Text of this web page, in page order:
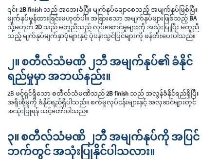
၎င်း 2B finish သည် အအေးခံပြီး မျက်နုပ်ချောစေသည့် အမျက်နုပ်ဖြစ်ပြီး
မျက်နုပ်မှုန်ထားခြင်းမဟုတ်ပါ။ အခြားသော အမျက်နုပ်များဖြစ်သည့် BA
သို့မဟုတ် 2D သည် မတူညီသည့် လုပ်ဆောင်မှုများကို အသုံးပြုပြီး မတူညီ
သည့် မျက်နုပ်မျက်နှာပုံများနှင့် ပုံပန်းသွင်ပြင်များကို ဖန်တီးပေးပါသည်။
၂။ စတီလ်သံမဏိ ၂ဘီ အမျက်နုပ်၏ ခံနိုင်
ရည်မှုမှာ အဘယ်နည်း။
2B ဖင့်ရှင်ရှိသော စတီလ်သံမဏိသည်2B finish သည် အလွန်ခံနိုင်ရည်ရှိပြီး
အရိုးစို့မှုကို ခံနိုင်ရည်ရှိပါသည်။ စက်မှုလုပ်ငန်းများနှင့် အလှဆင်များတွင်
အသုံးပြုရန် သင့်တော်ပါသည်။
၃။ စတီလ်သံမဏိ ၂ဘီ အမျက်နုပ်ကို အပြင်
ဘက်တွင် အသုံးပြုနိုင်ပါသလား။